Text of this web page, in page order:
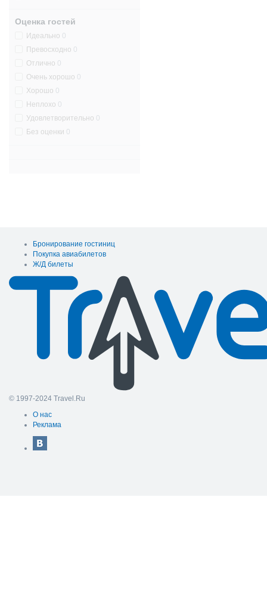
Оценка гостей
Идеально 0
Превосходно 0
Отлично 0
Очень хорошо 0
Хорошо 0
Неплохо 0
Удовлетворительно 0
Без оценки 0
Бронирование гостиниц
Покупка авиабилетов
Ж/Д билеты
© 1997-2024 Travel.Ru
О нас
Реклама